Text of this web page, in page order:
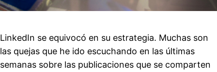
LinkedIn se equivocó en su estrategia. Muchas son
las quejas que he ido escuchando en las últimas
semanas sobre las publicaciones que se comparten